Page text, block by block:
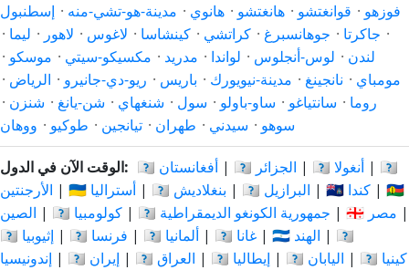
فوزهو · قوانغتشو · هانغتشو · هانوي · مدينة-هو-تشي-منه · إسطنبول
· جاكرتا · جوهانسبرغ · كراتشي · كينشاسا · لاغوس · لاهور · ليما ·
لندن · لوس-أنجلوس · لواندا · مدريد · مكسيكو-سيتي · موسكو ·
مومباي · نانجينغ · مدينة-نيويورك · باريس · ريو-دي-جانيرو · الرياض ·
روما · سانتياغو · ساو-باولو · سول · شنغهاي · شن-يانغ · شنزن ·
سوهو · سيدني · طهران · تيانجين · طوكيو · ووهان
الوقت الآن في الدول: 🇦🇫 أفغانستان | 🇩🇿 الجزائر | 🇦🇴 أنغولا | 🇦🇷
الأرجنتين | 🇦🇺 أستراليا | 🇧🇩 بنغلاديش | 🇧🇷 البرازيل | 🇨🇦 كندا | 🇨🇳
الصين | 🇨🇴 كولومبيا | 🇨🇩 جمهورية الكونغو الديمقراطية | 🇪🇬 مصر |
🇪🇹 إثيوبيا | 🇫🇷 فرنسا | 🇩🇪 ألمانيا | 🇬🇭 غانا | 🇮🇳 الهند | 🇮🇩
إندونيسيا | 🇮🇷 إيران | 🇮🇶 العراق | 🇮🇹 إيطاليا | 🇯🇵 اليابان |
🇰🇪 كينيا